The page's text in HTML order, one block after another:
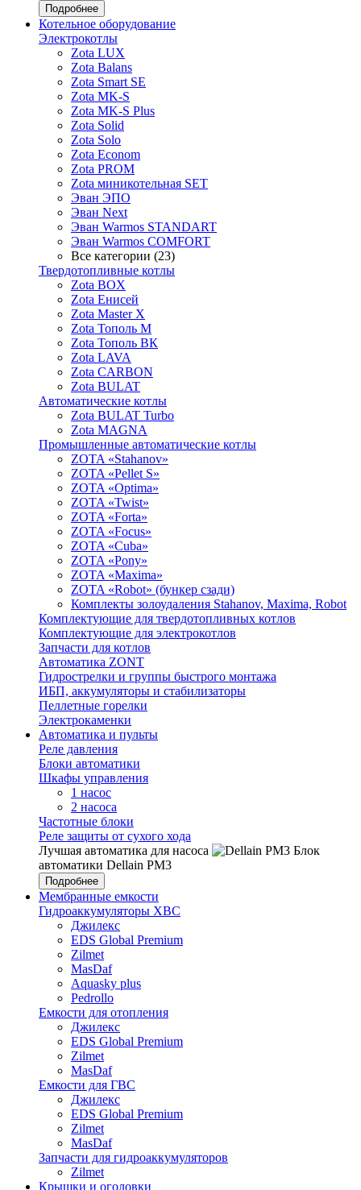
Подробнее
Котельное оборудование
Электрокотлы
Zota LUX
Zota Balans
Zota Smart SE
Zota MK-S
Zota MK-S Plus
Zota Solid
Zota Solo
Zota Econom
Zota PROM
Zota миникотельная SET
Эван ЭПО
Эван Next
Эван Warmos STANDART
Эван Warmos COMFORT
Все категории (23)
Твердотопливные котлы
Zota BOX
Zota Енисей
Zota Master X
Zota Тополь М
Zota Тополь ВК
Zota LAVA
Zota CARBON
Zota BULAT
Автоматические котлы
Zota BULAT Turbo
Zota MAGNA
Промышленные автоматические котлы
ZOTA «Stahanov»
ZOTA «Pellet S»
ZOTA «Optima»
ZOTA «Twist»
ZOTA «Forta»
ZOTA «Focus»
ZOTA «Cuba»
ZOTA «Pony»
ZOTA «Maxima»
ZOTA «Robot» (бункер сзади)
Комплекты золоудаления Stahanov, Maxima, Robot
Комплектующие для твердотопливных котлов
Комплектующие для электрокотлов
Запчасти для котлов
Автоматика ZONT
Гидрострелки и группы быстрого монтажа
ИБП, аккумуляторы и стабилизаторы
Пеллетные горелки
Электрокаменки
Автоматика и пульты
Реле давления
Блоки автоматики
Шкафы управления
1 насос
2 насоса
Частотные блоки
Реле защиты от сухого хода
Лучшая автоматика для насоса
Блок
автоматики Dellain PM3
Подробнее
Мембранные емкости
Гидроаккумуляторы ХВС
Джилекс
EDS Global Premium
Zilmet
MasDaf
Aquasky plus
Pedrollo
Емкости для отопления
Джилекс
EDS Global Premium
Zilmet
MasDaf
Емкости для ГВС
Джилекс
EDS Global Premium
Zilmet
MasDaf
Запчасти для гидроаккумуляторов
Zilmet
Крышки и оголовки